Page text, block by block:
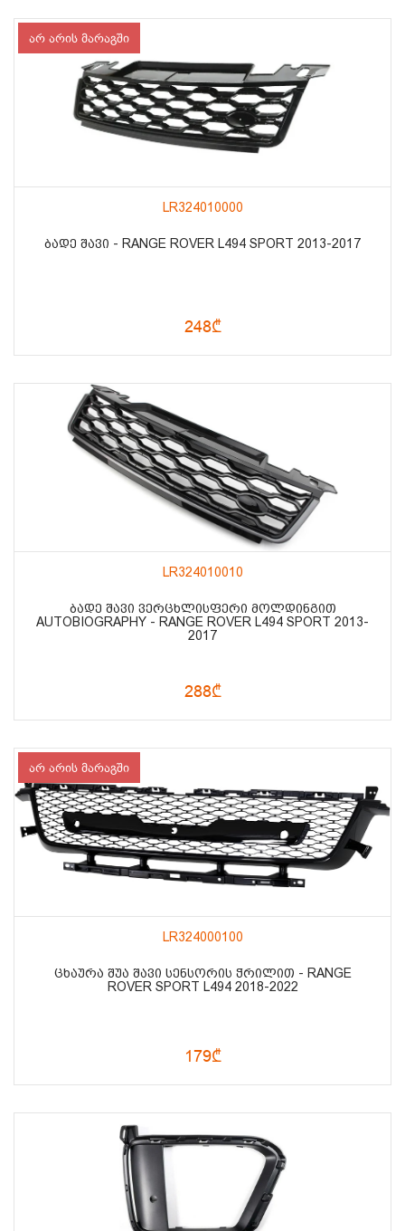
არ არის მარაგში
LR324010000
ᲑᲐᲓᲔ ᲨᲐᲕᲘ - RANGE ROVER L494 SPORT 2013-2017
248₾
LR324010010
ᲑᲐᲓᲔ ᲨᲐᲕᲘ ᲕᲔᲠᲪᲮᲚᲘᲡᲤᲔᲠᲘ ᲛᲝᲚᲓᲘᲜᲒᲘᲗ
AUTOBIOGRAPHY - RANGE ROVER L494 SPORT 2013-
2017
288₾
არ არის მარაგში
LR324000100
ᲪᲮᲐᲣᲠᲐ ᲨᲣᲐ ᲨᲐᲕᲘ ᲡᲔᲜᲡᲝᲠᲘᲡ ᲭᲠᲘᲚᲘᲗ - RANGE
ROVER SPORT L494 2018-2022
179₾